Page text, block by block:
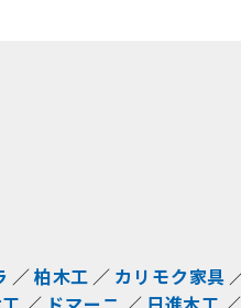
柏木工 カリモク家具